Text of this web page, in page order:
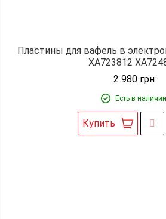
Пластины для вафель в
XA723812
2 980грн
Есть в наличии
Купить